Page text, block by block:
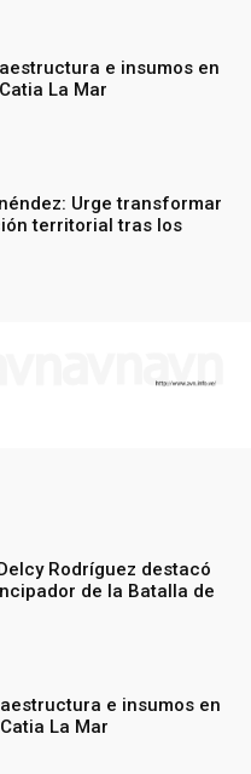
e insumos en
La Mar
Urge transformar
territorial tras los
Rodríguez destacó
de la Batalla de
e insumos en
La Mar